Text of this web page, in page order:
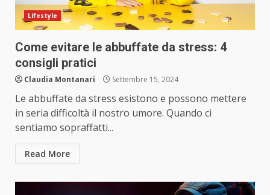
Lifestyle
Come evitare le abbuffate da stress: 4
consigli pratici
Claudia Montanari Settembre 15, 2024
Le abbuffate da stress esistono e possono mettere
in seria difficoltà il nostro umore. Quando ci
sentiamo sopraffatti...
Read More